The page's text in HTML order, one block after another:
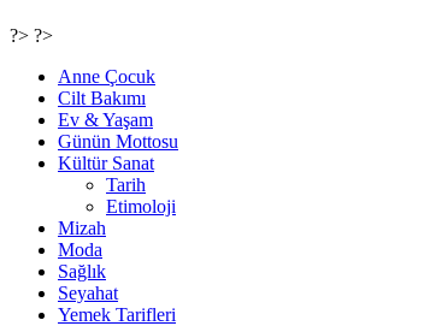
?> ?>
Anne Çocuk
Cilt Bakımı
Ev & Yaşam
Günün Mottosu
Kültür Sanat
Tarih
Etimoloji
Mizah
Moda
Sağlık
Seyahat
Yemek Tarifleri